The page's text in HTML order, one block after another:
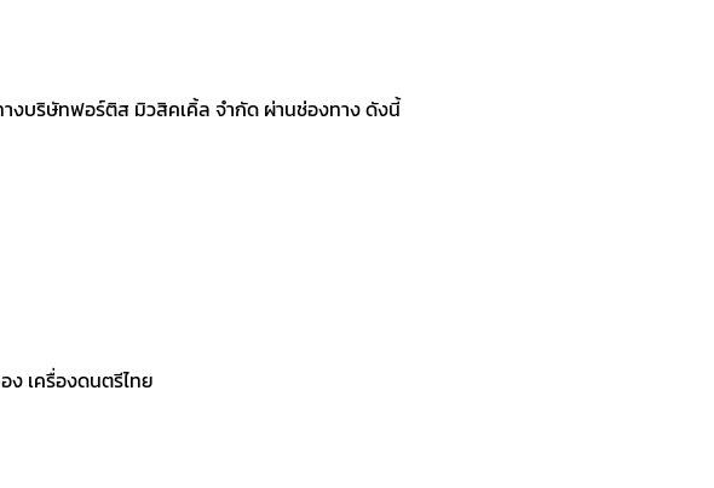
งบริษัทฟอร์ติส มิวสิคเคิ้ล จำกัด ผ่านช่องทาง ดังนี้
ง เครื่องดนตรีไทย